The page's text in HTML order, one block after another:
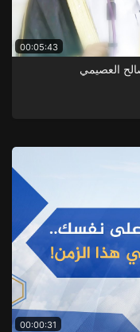
00:05:43
العصيمي
00:00:31